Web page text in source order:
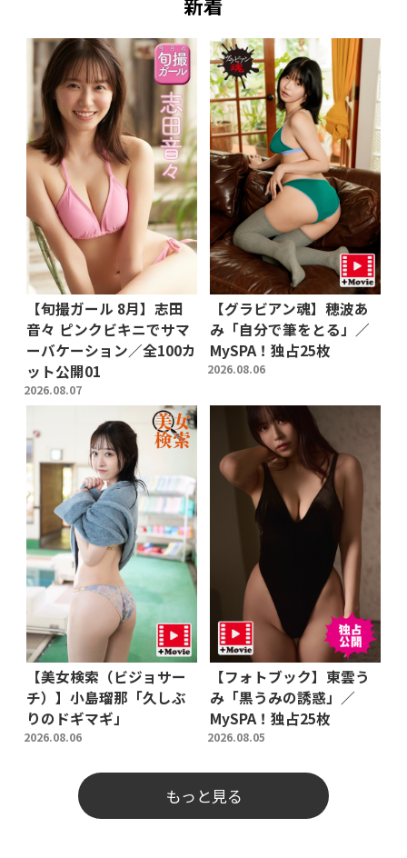
【旬撮ガール 8月】志田
音々 ピンクビキニでサマ
ーバケーション／全100カ
ット公開01
2026.08.07
【グラビアン魂】穂波あ
み「自分で筆をとる」／
MySPA！独占25枚
2026.08.06
【美女検索（ビジョサー
チ）】小島瑠那「久しぶ
りのドギマギ」
2026.08.06
【フォトブック】東雲う
み「黒うみの誘惑」／
MySPA！独占25枚
2026.08.05
もっと見る